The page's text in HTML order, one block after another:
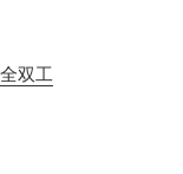
双工